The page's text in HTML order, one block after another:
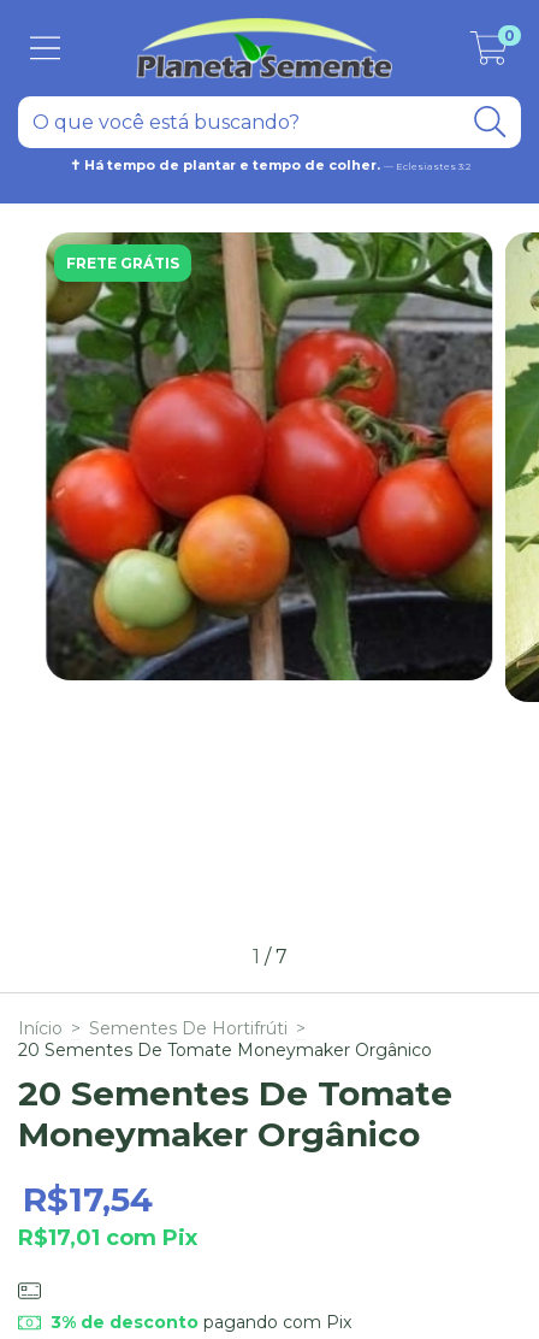
✝ Há tempo de plantar e tempo de colher. — Eclesiastes 3:2
0
FRETE GRÁTIS
1 /7
Início > Sementes De Hortifrúti >
20 Sementes De Tomate Moneymaker Orgânico
20 Sementes De Tomate
Moneymaker Orgânico
R$17,54
R$17,01 com Pix
3% de descontopagando com Pix